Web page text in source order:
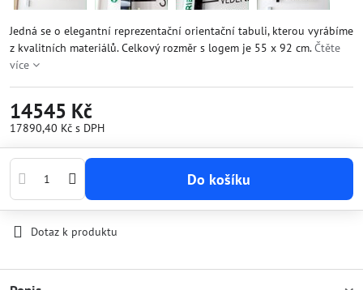
Jedná se o elegantní reprezentační orientační tabuli, kterou vyrábíme
z kvalitních materiálů. Celkový rozměr s logem je 55 x 92 cm.Čtěte
více
14545 Kč
17890,40 Kč s DPH
Do košíku
Dotaz k produktu